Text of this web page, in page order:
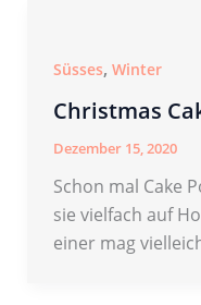
Süsses, Winter
Christmas
Dezember 15, 2020
Schon mal Cake
sie vielfach auf
einer mag